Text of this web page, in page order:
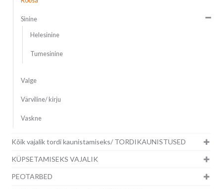
Sinine
Helesinine
Tumesinine
Valge
Värviline/ kirju
Vaskne
Kõik vajalik tordi kaunistamiseks/ TORDIKAUNISTUSED
KÜPSETAMISEKS VAJALIK
PEOTARBED